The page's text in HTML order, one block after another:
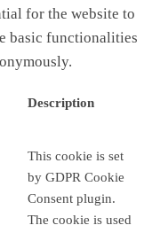
for the website to
basic functionalities
Description
This cookie is set
by GDPR Cookie
Consent plugin.
The cookie is used